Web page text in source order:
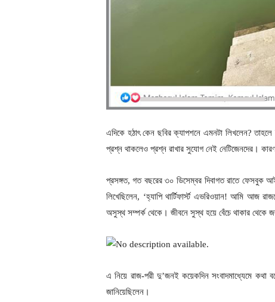
এদিকে হঠাৎ কেন ছবির ক্যাপশনে এমনটা লিখলেন?
প্রশ্ন থাকলেও প্রশ্ন রাখার সুযোগ নেই নেটিজেনদের।
প্রসঙ্গত, গত বছরের ৩০ ডিসেম্বর দিবাগত রাতে ফেসবুক
লিখেছিলেন, ‘হ্যাপি থার্টিফার্স্ট এভরিওয়ান! আমি আজ
অসুস্থ সম্পর্ক থেকে। জীবনে সুস্থ হয়ে বেঁচে থাকার
এ নিয়ে রাজ-পরী দু’জনই কয়েকদিন সংবাদমাধ্যেমে কথা
জানিয়েছিলেন।